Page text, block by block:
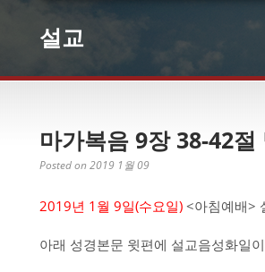
설교
마가복음 9장 38-42
Posted on 2019 1월 09
2019년 1월 9일(수요일) <아침예배>
아래 성경본문 윗편에 설교음성화일